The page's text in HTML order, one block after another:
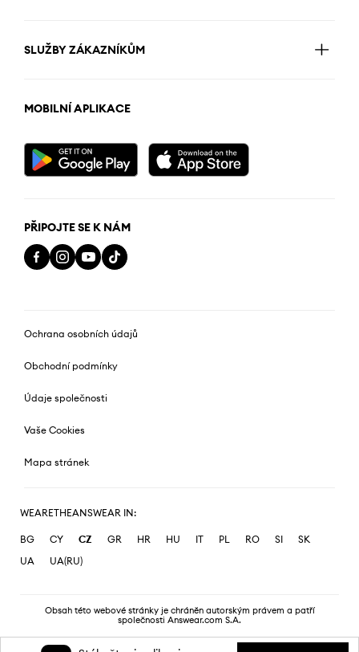
SLUŽBY ZÁKAZNÍKŮM
MOBILNÍ APLIKACE
PŘIPOJTE SE K NÁM
Ochrana osobních údajů
Obchodní podmínky
Údaje společnosti
Vaše Cookies
Mapa stránek
WEARETHEANSWEAR IN:
BG CY CZ GR HR HU IT PL RO SI
SK
UA
UA(RU)
Obsah této webové stránky je chráněn autorským právem a patří
společnosti Answear.com S.A.